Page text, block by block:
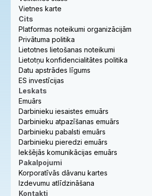
Vietnes karte
Cits
Platformas noteikumi organizācijām
Privātuma politika
Lietotnes lietošanas noteikumi
Lietotņu konfidencialitātes politika
Datu apstrādes līgums
ES investīcijas
Leskats
Emuārs
Darbinieku iesaistes emuārs
Darbinieku atpazīšanas emuārs
Darbinieku pabalsti emuārs
Darbinieku pieredzi emuārs
Iekšējās komunikācijas emuārs
Pakalpojumi
Korporatīvās dāvanu kartes
Izdevumu atlīdzināšana
Kontakti